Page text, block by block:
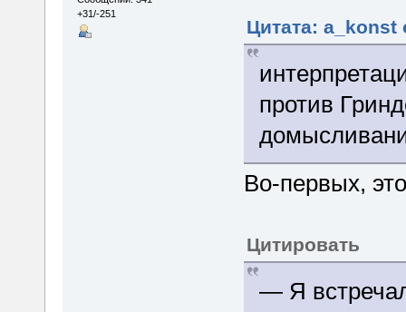
+31/-251
Цитата: a_konst
против
Во-первых,
Цитировать
— Я